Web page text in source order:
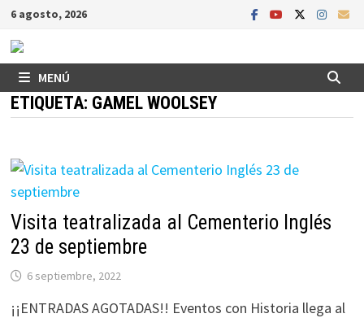
Saltar
contenido
6 agosto, 2026
MENÚ
ETIQUETA: GAMEL WOOLSEY
Visita teatralizada al Cementerio Inglés
23 de septiembre
6 septiembre, 2022
¡¡ENTRADAS AGOTADAS!! Eventos con Historia llega al